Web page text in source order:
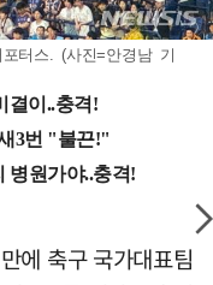
터스. (사진=안경남 기
에 축구 국가대표팀